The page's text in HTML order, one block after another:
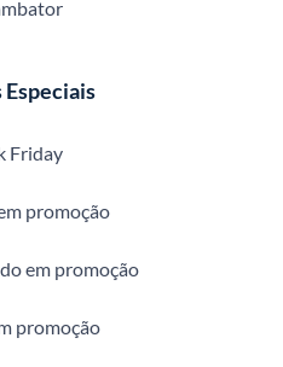
Especiais
Friday
promoção
em promoção
promoção